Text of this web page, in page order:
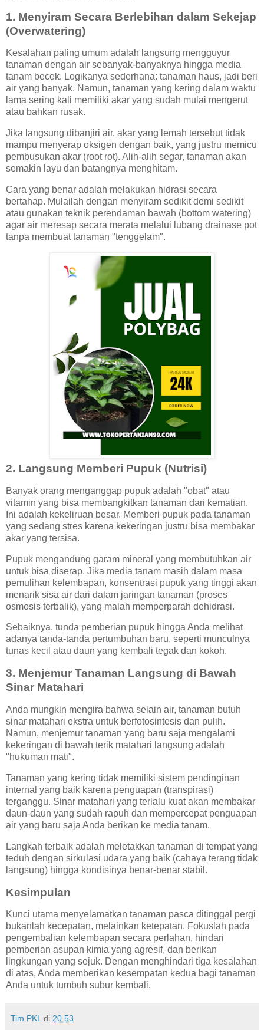
1. Menyiram Secara Berlebihan dalam Sekejap
(Overwatering)
Kesalahan paling umum adalah langsung mengguyur
tanaman dengan air sebanyak-banyaknya hingga media
tanam becek. Logikanya sederhana: tanaman haus, jadi beri
air yang banyak. Namun, tanaman yang kering dalam waktu
lama sering kali memiliki akar yang sudah mulai mengerut
atau bahkan rusak.
Jika langsung dibanjiri air, akar yang lemah tersebut tidak
mampu menyerap oksigen dengan baik, yang justru memicu
pembusukan akar (root rot). Alih-alih segar, tanaman akan
semakin layu dan batangnya menghitam.
Cara yang benar adalah melakukan hidrasi secara
bertahap. Mulailah dengan menyiram sedikit demi sedikit
atau gunakan teknik perendaman bawah (bottom watering)
agar air meresap secara merata melalui lubang drainase pot
tanpa membuat tanaman "tenggelam".
2. Langsung Memberi Pupuk (Nutrisi)
Banyak orang menganggap pupuk adalah "obat" atau
vitamin yang bisa membangkitkan tanaman dari kematian.
Ini adalah kekeliruan besar. Memberi pupuk pada tanaman
yang sedang stres karena kekeringan justru bisa membakar
akar yang tersisa.
Pupuk mengandung garam mineral yang membutuhkan air
untuk bisa diserap. Jika media tanam masih dalam masa
pemulihan kelembapan, konsentrasi pupuk yang tinggi akan
menarik sisa air dari dalam jaringan tanaman (proses
osmosis terbalik), yang malah memperparah dehidrasi.
Sebaiknya, tunda pemberian pupuk hingga Anda melihat
adanya tanda-tanda pertumbuhan baru, seperti munculnya
tunas kecil atau daun yang kembali tegak dan kokoh.
3. Menjemur Tanaman Langsung di Bawah
Sinar Matahari
Anda mungkin mengira bahwa selain air, tanaman butuh
sinar matahari ekstra untuk berfotosintesis dan pulih.
Namun, menjemur tanaman yang baru saja mengalami
kekeringan di bawah terik matahari langsung adalah
"hukuman mati".
Tanaman yang kering tidak memiliki sistem pendinginan
internal yang baik karena penguapan (transpirasi)
terganggu. Sinar matahari yang terlalu kuat akan membakar
daun-daun yang sudah rapuh dan mempercepat penguapan
air yang baru saja Anda berikan ke media tanam.
Langkah terbaik adalah meletakkan tanaman di tempat yang
teduh dengan sirkulasi udara yang baik (cahaya terang tidak
langsung) hingga kondisinya benar-benar stabil.
Kesimpulan
Kunci utama menyelamatkan tanaman pasca ditinggal pergi
bukanlah kecepatan, melainkan ketepatan. Fokuslah pada
pengembalian kelembapan secara perlahan, hindari
pemberian asupan kimia yang agresif, dan berikan
lingkungan yang sejuk. Dengan menghindari tiga kesalahan
di atas, Anda memberikan kesempatan kedua bagi tanaman
Anda untuk tumbuh subur kembali.
Tim PKL di 20.53